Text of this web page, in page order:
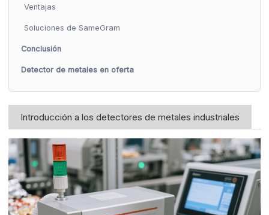
Ventajas
Soluciones de SameGram
Conclusión
Detector de metales en oferta
Introducción a los detectores de metales industriales